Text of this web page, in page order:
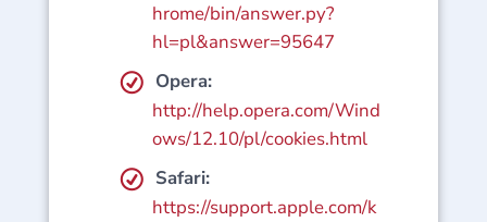
hrome/bin/answer.py?
hl=pl&answer=95647
Opera:
http://help.opera.com/Wind
ows/12.10/pl/cookies.html
Safari:
https://support.apple.com/k